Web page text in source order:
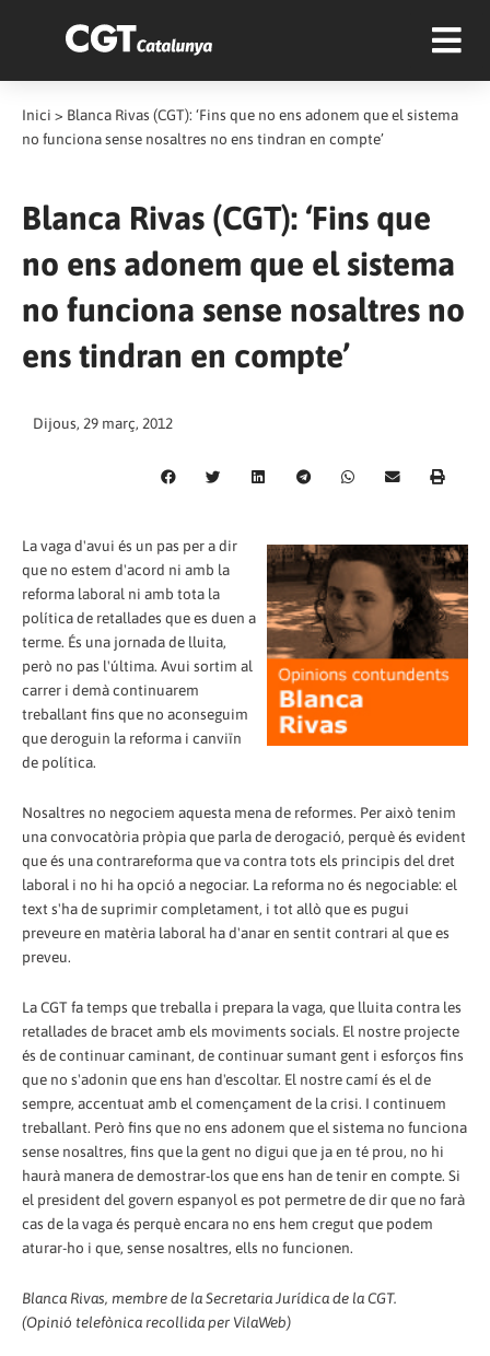
Inici > Blanca Rivas (CGT): ‘Fins que no ens adonem que el sistema
no funciona sense nosaltres no ens tindran en compte’
Blanca Rivas (CGT): ‘Fins que
no ens adonem que el sistema
no funciona sense nosaltres no
ens tindran en compte’
Dijous, 29 març, 2012
La vaga d'avui és un pas per a dir
que no estem d'acord ni amb la
reforma laboral ni amb tota la
política de retallades que es duen a
terme. És una jornada de lluita,
però no pas l'última. Avui sortim al
carrer i demà continuarem
treballant fins que no aconseguim
que deroguin la reforma i canviïn
de política.
Nosaltres no negociem aquesta mena de reformes. Per això tenim
una convocatòria pròpia que parla de derogació, perquè és evident
que és una contrareforma que va contra tots els principis del dret
laboral i no hi ha opció a negociar. La reforma no és negociable: el
text s'ha de suprimir completament, i tot allò que es pugui
preveure en matèria laboral ha d'anar en sentit contrari al que es
preveu.
La CGT fa temps que treballa i prepara la vaga, que lluita contra les
retallades de bracet amb els moviments socials. El nostre projecte
és de continuar caminant, de continuar sumant gent i esforços fins
que no s'adonin que ens han d'escoltar. El nostre camí és el de
sempre, accentuat amb el començament de la crisi. I continuem
treballant. Però fins que no ens adonem que el sistema no funciona
sense nosaltres, fins que la gent no digui que ja en té prou, no hi
haurà manera de demostrar-los que ens han de tenir en compte. Si
el president del govern espanyol es pot permetre de dir que no farà
cas de la vaga és perquè encara no ens hem cregut que podem
aturar-ho i que, sense nosaltres, ells no funcionen.
Blanca Rivas, membre de la Secretaria Jurídica de la CGT.
(Opinió telefònica recollida per VilaWeb)